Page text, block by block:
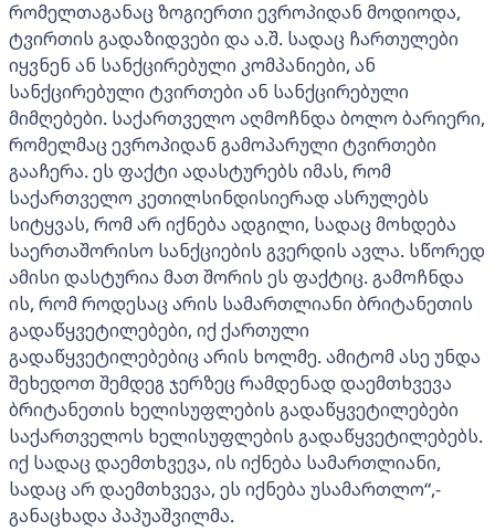
რომელთაგანაც ზოგიერთი ევროპიდან მოდიოდა,
ტვირთის გადაზიდვები და ა.შ. სადაც ჩართულები
იყვნენ ან სანქცირებული კომპანიები, ან
სანქცირებული ტვირთები ან სანქცირებული
მიმღებები. საქართველო აღმოჩნდა ბოლო ბარიერი,
რომელმაც ევროპიდან გამოპარული ტვირთები
გააჩერა. ეს ფაქტი ადასტურებს იმას, რომ
საქართველო კეთილსინდისიერად ასრულებს
სიტყვას, რომ არ იქნება ადგილი, სადაც მოხდება
საერთაშორისო სანქციების გვერდის ავლა. სწორედ
ამისი დასტურია მათ შორის ეს ფაქტიც. გამოჩნდა
ის, რომ როდესაც არის სამართლიანი ბრიტანეთის
გადაწყვეტილებები, იქ ქართული
გადაწყვეტილებებიც არის ხოლმე. ამიტომ ასე უნდა
შეხედოთ შემდეგ ჯერზეც რამდენად დაემთხვევა
ბრიტანეთის ხელისუფლების გადაწყვეტილებები
საქართველოს ხელისუფლების გადაწყვეტილებებს.
იქ სადაც დაემთხვევა, ის იქნება სამართლიანი,
სადაც არ დაემთხვევა, ეს იქნება უსამართლო“,-
განაცხადა პაპუაშვილმა.